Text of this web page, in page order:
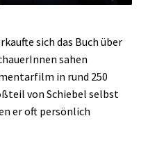
sich das Buch über
sahen
in rund 250
von Schiebel selbst
er oft persönlich